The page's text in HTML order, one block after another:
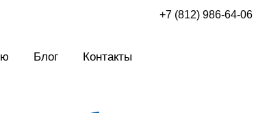
+7 (812) 986-64-06
Блог Контакты